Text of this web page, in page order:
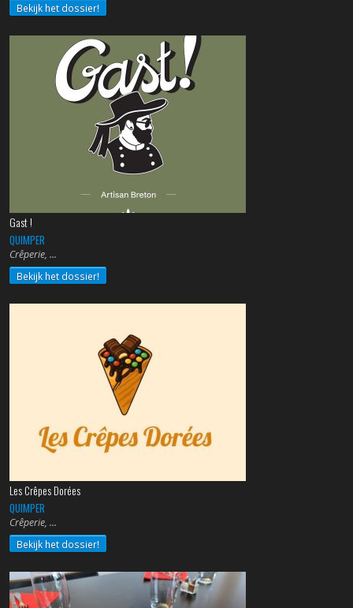
Bekijk het dossier!
Gast !
QUIMPER
Crêperie,
Bekijk het dossier!
Les Crêpes Dorées
QUIMPER
Crêperie,
Bekijk het dossier!